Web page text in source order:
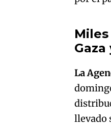
La
llevado